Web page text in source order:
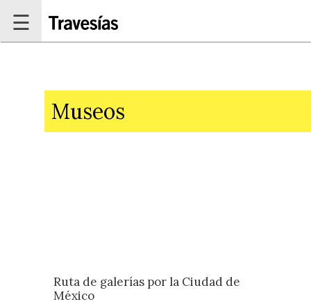
☰
Museos
Ruta de galerías por la Ciudad de
México